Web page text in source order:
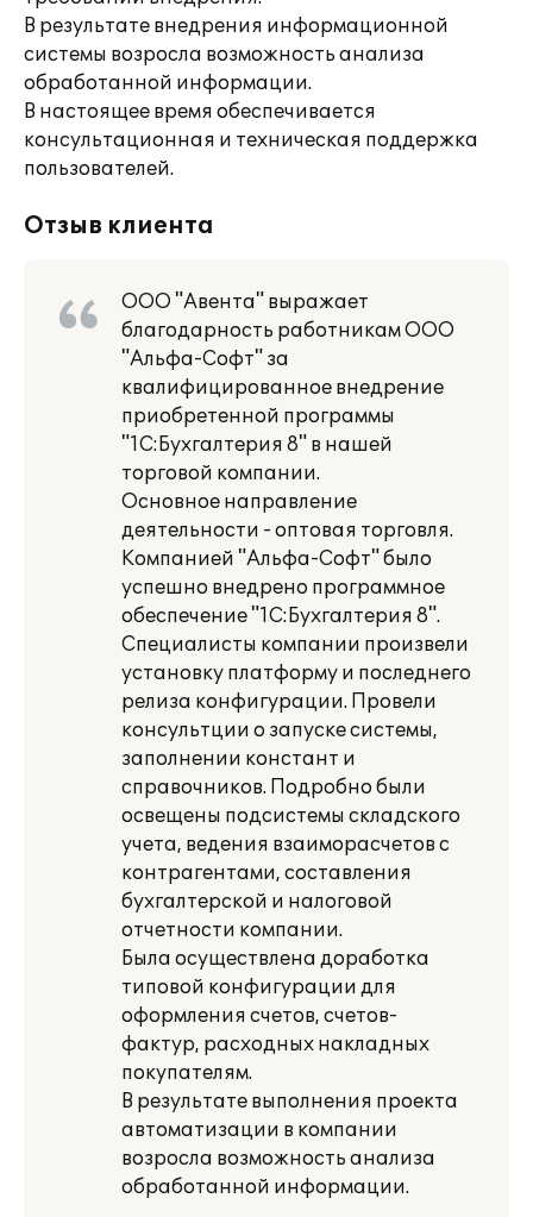
В результате внедрения информационной
системы возросла возможность анализа
обработанной информации.
В настоящее время обеспечивается
консультационная и техническая поддержка
пользователей.
Отзыв клиента
ООО "Авента" выражает
благодарность работникам ООО
"Альфа-Софт" за
квалифицированное внедрение
приобретенной программы
"1С:Бухгалтерия 8" в нашей
торговой компании.
Основное направление
деятельности - оптовая торговля.
Компанией "Альфа-Софт" было
успешно внедрено программное
обеспечение "1С:Бухгалтерия 8".
Специалисты компании произвели
установку платформу и последнего
релиза конфигурации. Провели
консультции о запуске системы,
заполнении констант и
справочников. Подробно были
освещены подсистемы складского
учета, ведения взаиморасчетов с
контрагентами, составления
бухгалтерской и налоговой
отчетности компании.
Была осуществлена доработка
типовой конфигурации для
оформления счетов, счетов-
фактур, расходных накладных
покупателям.
В результате выполнения проекта
автоматизации в компании
возросла возможность анализа
обработанной информации.